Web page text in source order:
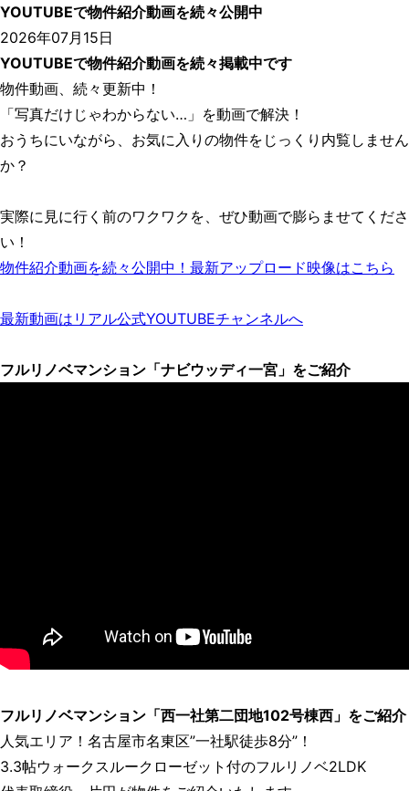
YOUTUBEで物件紹介動画を続々公開中
2026年07月15日
YOUTUBEで物件紹介動画を続々掲載中です
物件動画、続々更新中！
「写真だけじゃわからない…」を動画で解決！
おうちにいながら、お気に入りの物件をじっくり内覧しません
か？
実際に見に行く前のワクワクを、ぜひ動画で膨らませてくださ
い！
物件紹介動画を続々公開中！最新アップロード映像はこちら
最新動画はリアル公式YOUTUBEチャンネルへ
フルリノベマンション「ナビウッディ一宮」をご紹介
フルリノベマンション「西一社第二団地102号棟西」をご紹介
人気エリア！名古屋市名東区”一社駅徒歩8分”！
3.3帖ウォークスルークローゼット付のフルリノベ2LDK